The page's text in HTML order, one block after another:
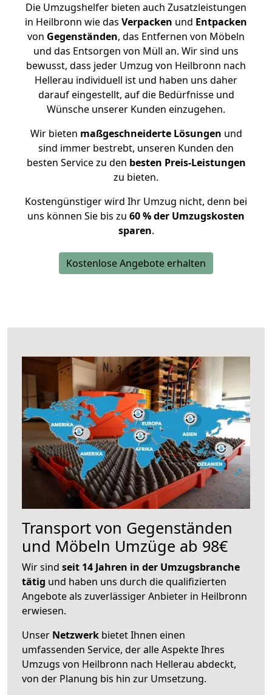
Die Umzugshelfer bieten auch Zusatzleistungen
in Heilbronn wie das Verpacken und Entpacken
von Gegenständen, das Entfernen von Möbeln
und das Entsorgen von Müll an. Wir sind uns
bewusst, dass jeder Umzug von Heilbronn nach
Hellerau individuell ist und haben uns daher
darauf eingestellt, auf die Bedürfnisse und
Wünsche unserer Kunden einzugehen.
Wir bieten maßgeschneiderte Lösungen und
sind immer bestrebt, unseren Kunden den
besten Service zu den besten Preis-Leistungen
zu bieten.
Kostengünstiger wird Ihr Umzug nicht, denn bei
uns können Sie bis zu 60 % der Umzugskosten
sparen.
Kostenlose Angebote erhalten
Transport von Gegenständen
und Möbeln Umzüge ab 98€
Wir sind seit 14 Jahren in der Umzugsbranche
tätig und haben uns durch die qualifizierten
Angebote als zuverlässiger Anbieter in Heilbronn
erwiesen.
Unser Netzwerk bietet Ihnen einen
umfassenden Service, der alle Aspekte Ihres
Umzugs von Heilbronn nach Hellerau abdeckt,
von der Planung bis hin zur Umsetzung.